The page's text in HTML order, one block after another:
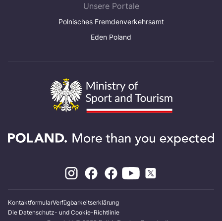
Unsere Portale
Polnisches Fremdenverkehrsamt
Eden Poland
KontaktformularVerfügbarkeitserklärung
Die Datenschutz- und Cookie-Richtlinie